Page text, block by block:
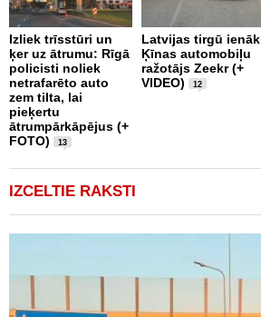
Izliek trīsstūri un
ķer uz ātrumu: Rīgā
policisti noliek
netrafarēto auto
zem tilta, lai
pieķertu
ātrumpārkāpējus (+
FOTO)
13
Latvijas tirgū ienāk
Ķīnas automobiļu
ražotājs Zeekr (+
VIDEO)
12
IZCELTIE RAKSTI